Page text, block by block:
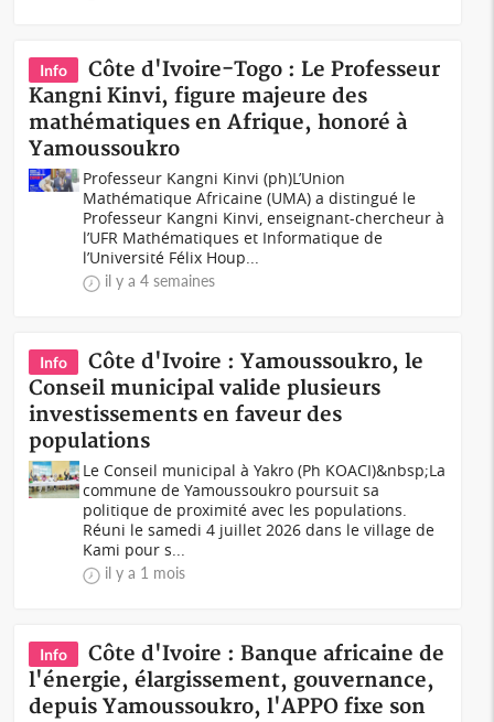
Info
Côte d'Ivoire-Togo : Le Professeur
Kangni Kinvi, figure majeure des
mathématiques en Afrique, honoré à
Yamoussoukro
Professeur Kangni Kinvi (ph)L’Union
Mathématique Africaine (UMA) a distingué le
Professeur Kangni Kinvi, enseignant-chercheur à
l’UFR Mathématiques et Informatique de
l’Université Félix Houp...
il y a 4 semaines
Info
Côte d'Ivoire : Yamoussoukro, le
Conseil municipal valide plusieurs
investissements en faveur des
populations
Le Conseil municipal à Yakro (Ph KOACI)&nbsp;La
commune de Yamoussoukro poursuit sa
politique de proximité avec les populations.
Réuni le samedi 4 juillet 2026 dans le village de
Kami pour s...
il y a 1 mois
Info
Côte d'Ivoire : Banque africaine de
l'énergie, élargissement, gouvernance,
depuis Yamoussoukro, l'APPO fixe son